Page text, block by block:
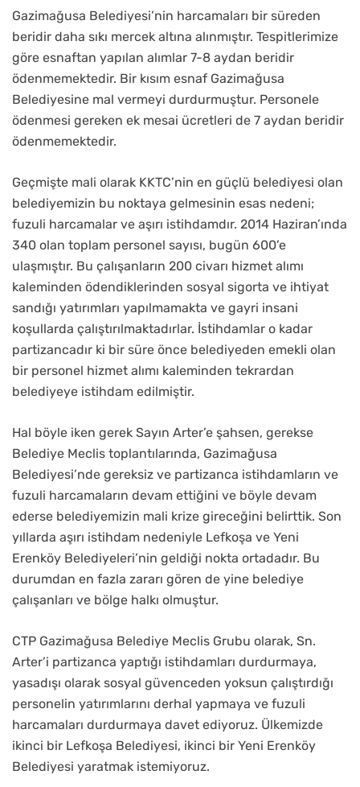
Gazimağusa Belediyesi’nin harcamaları bir süreden
beridir daha sıkı mercek altına alınmıştır. Tespitlerimize
göre esnaftan yapılan alımlar 7-8 aydan beridir
ödenmemektedir. Bir kısım esnaf Gazimağusa
Belediyesine mal vermeyi durdurmuştur. Personele
ödenmesi gereken ek mesai ücretleri de 7 aydan beridir
ödenmemektedir.
Geçmişte mali olarak KKTC’nin en güçlü belediyesi olan
belediyemizin bu noktaya gelmesinin esas nedeni;
fuzuli harcamalar ve aşırı istihdamdır. 2014 Haziran’ında
340 olan toplam personel sayısı, bugün 600’e
ulaşmıştır. Bu çalışanların 200 civarı hizmet alımı
kaleminden ödendiklerinden sosyal sigorta ve ihtiyat
sandığı yatırımları yapılmamakta ve gayri insani
koşullarda çalıştırılmaktadırlar. İstihdamlar o kadar
partizancadır ki bir süre önce belediyeden emekli olan
bir personel hizmet alımı kaleminden tekrardan
belediyeye istihdam edilmiştir.
Hal böyle iken gerek Sayın Arter’e şahsen, gerekse
Belediye Meclis toplantılarında, Gazimağusa
Belediyesi’nde gereksiz ve partizanca istihdamların ve
fuzuli harcamaların devam ettiğini ve böyle devam
ederse belediyemizin mali krize gireceğini belirttik. Son
yıllarda aşırı istihdam nedeniyle Lefkoşa ve Yeni
Erenköy Belediyeleri’nin geldiği nokta ortadadır. Bu
durumdan en fazla zararı gören de yine belediye
çalışanları ve bölge halkı olmuştur.
CTP Gazimağusa Belediye Meclis Grubu olarak, Sn.
Arter’i partizanca yaptığı istihdamları durdurmaya,
yasadışı olarak sosyal güvenceden yoksun çalıştırdığı
personelin yatırımlarını derhal yapmaya ve fuzuli
harcamaları durdurmaya davet ediyoruz. Ülkemizde
ikinci bir Lefkoşa Belediyesi, ikinci bir Yeni Erenköy
Belediyesi yaratmak istemiyoruz.